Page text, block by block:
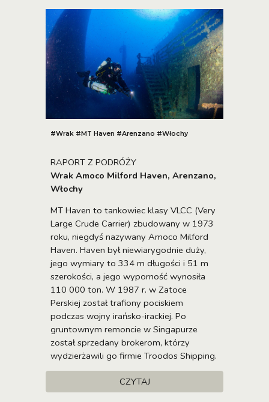
#Wrak #MT Haven #Arenzano #Włochy
RAPORT Z PODRÓŻY
Wrak Amoco Milford Haven, Arenzano,
Włochy
MT Haven to tankowiec klasy VLCC (Very
Large Crude Carrier) zbudowany w 1973
roku, niegdyś nazywany Amoco Milford
Haven. Haven był niewiarygodnie duży,
jego wymiary to 334 m długości i 51 m
szerokości, a jego wyporność wynosiła
110 000 ton. W 1987 r. w Zatoce
Perskiej został trafiony pociskiem
podczas wojny irańsko-irackiej. Po
gruntownym remoncie w Singapurze
został sprzedany brokerom, którzy
wydzierżawili go firmie Troodos Shipping.
CZYTAJ